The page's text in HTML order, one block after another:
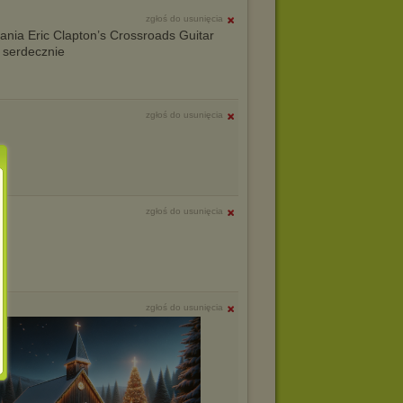
zgłoś do usunięcia
Eric Clapton’s Crossroads Guitar
zgłoś do usunięcia
zgłoś do usunięcia
zgłoś do usunięcia